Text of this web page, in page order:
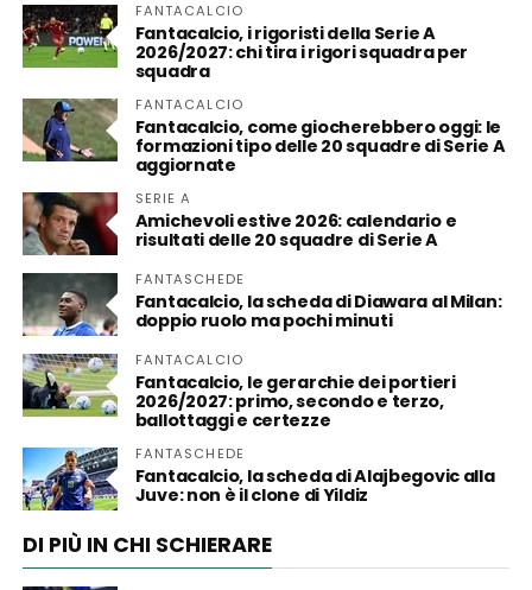
FANTACALCIO
Fantacalcio, i rigoristi della Serie A
2026/2027: chi tira i rigori squadra per
squadra
FANTACALCIO
Fantacalcio, come giocherebbero oggi: le
formazioni tipo delle 20 squadre di Serie A
aggiornate
SERIE A
Amichevoli estive 2026: calendario e
risultati delle 20 squadre di Serie A
FANTASCHEDE
Fantacalcio, la scheda di Diawara al Milan:
doppio ruolo ma pochi minuti
FANTACALCIO
Fantacalcio, le gerarchie dei portieri
2026/2027: primo, secondo e terzo,
ballottaggi e certezze
FANTASCHEDE
Fantacalcio, la scheda di Alajbegovic alla
Juve: non è il clone di Yildiz
DI PIÙ IN CHI SCHIERARE